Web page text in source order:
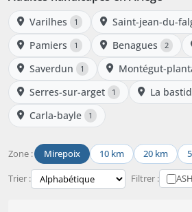
Varilhes 1 Saint-jean-du-
Pamiers 1 Benagues 2
Saverdun 1 Montégut-
Serres-sur-arget 1 La
Carla-bayle 1
Zone : Mirepoix 10 km 20 km
Trier : Filtrer : ASH